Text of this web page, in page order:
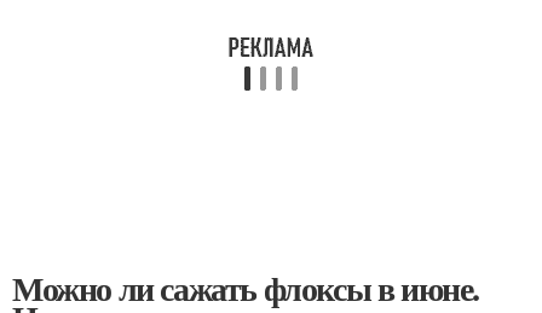
Можно ли сажать флоксы в июне.